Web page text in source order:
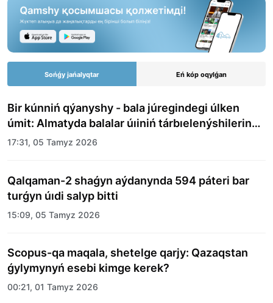
Sońǵy jańalyqtar Eń kóp oqylǵan
Bir kúnniń qýanyshy - bala júregindegi úlken
úmit: Almatyda balalar úıiniń tárbıelenýshilerine
merekelik kún uıymdastyryldy
17:31, 05 Tamyz 2026
Qalqaman-2 shaǵyn aýdanynda 594 páteri bar
turǵyn úıdi salyp bitti
15:09, 05 Tamyz 2026
Scopus-qa maqala, shetelge qarjy: Qazaqstan
ǵylymynyń esebi kimge kerek?
00:21, 01 Tamyz 2026